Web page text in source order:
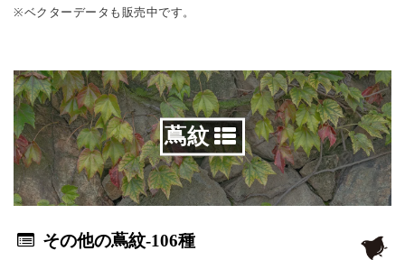
※ベクターデータも販売中です。
蔦紋
その他の蔦紋-106種